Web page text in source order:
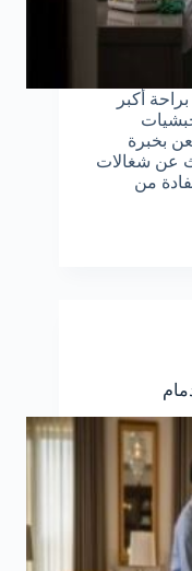
يومك براحة أكبر
بخبرة
عن شغالات
من